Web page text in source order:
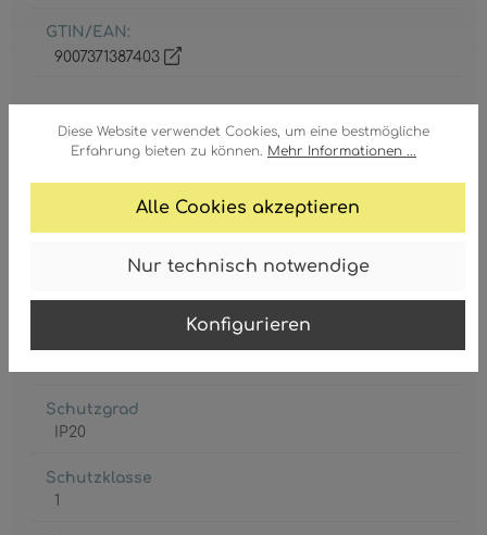
Diese Website verwendet Cookies, um eine bestmögliche
Erfahrung bieten zu können. Mehr Informationen ...
Alle Cookies akzeptieren
Nur technisch notwendige
Konfigurieren
GTIN/EAN:
9007371387403
4 x E14
Leistungsaufnahme
max. 25 Watt
Schutzgrad
IP20
Schutzklasse
1